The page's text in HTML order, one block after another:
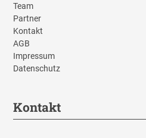
Team
Partner
Kontakt
AGB
Impressum
Datenschutz
Kontakt